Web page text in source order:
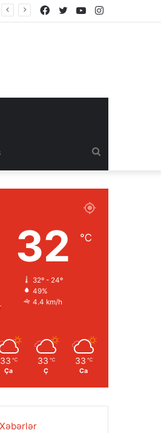
YouTube
Twitter
Facebook
32 ℃
32º - 24º
49%
4.4 km/h
33 ℃
Ça
33 ℃
Ç
33 ℃
Ca